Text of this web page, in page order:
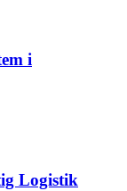
i
Logistik